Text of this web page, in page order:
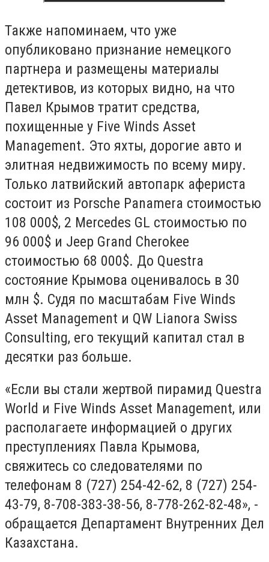
Также напоминаем, что уже
опубликовано признание немецкого
партнера и размещены материалы
детективов, из которых видно, на что
Павел Крымов тратит средства,
похищенные у Five Winds Asset
Management. Это яхты, дорогие авто и
элитная недвижимость по всему миру.
Только латвийский автопарк афериста
состоит из Porsche Panamera стоимостью
108 000$, 2 Mercedes GL стоимостью по
96 000$ и Jeep Grand Cherokee
стоимостью 68 000$. До Questra
состояние Крымова оценивалось в 30
млн $. Судя по масштабам Five Winds
Asset Management и QW Lianora Swiss
Consulting, его текущий капитал стал в
десятки раз больше.
«Если вы стали жертвой пирамид Questra
World и Five Winds Asset Management, или
располагаете информацией о других
преступлениях Павла Крымова,
свяжитесь со следователями по
телефонам 8 (727) 254-42-62, 8 (727) 254-
43-79, 8-708-383-38-56, 8-778-262-82-48», -
обращается Департамент Внутренних Дел
Казахстана.